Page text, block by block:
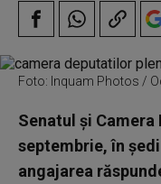
Foto: Inquam Photos /
Senatul și Camera
septembrie, în
angajarea